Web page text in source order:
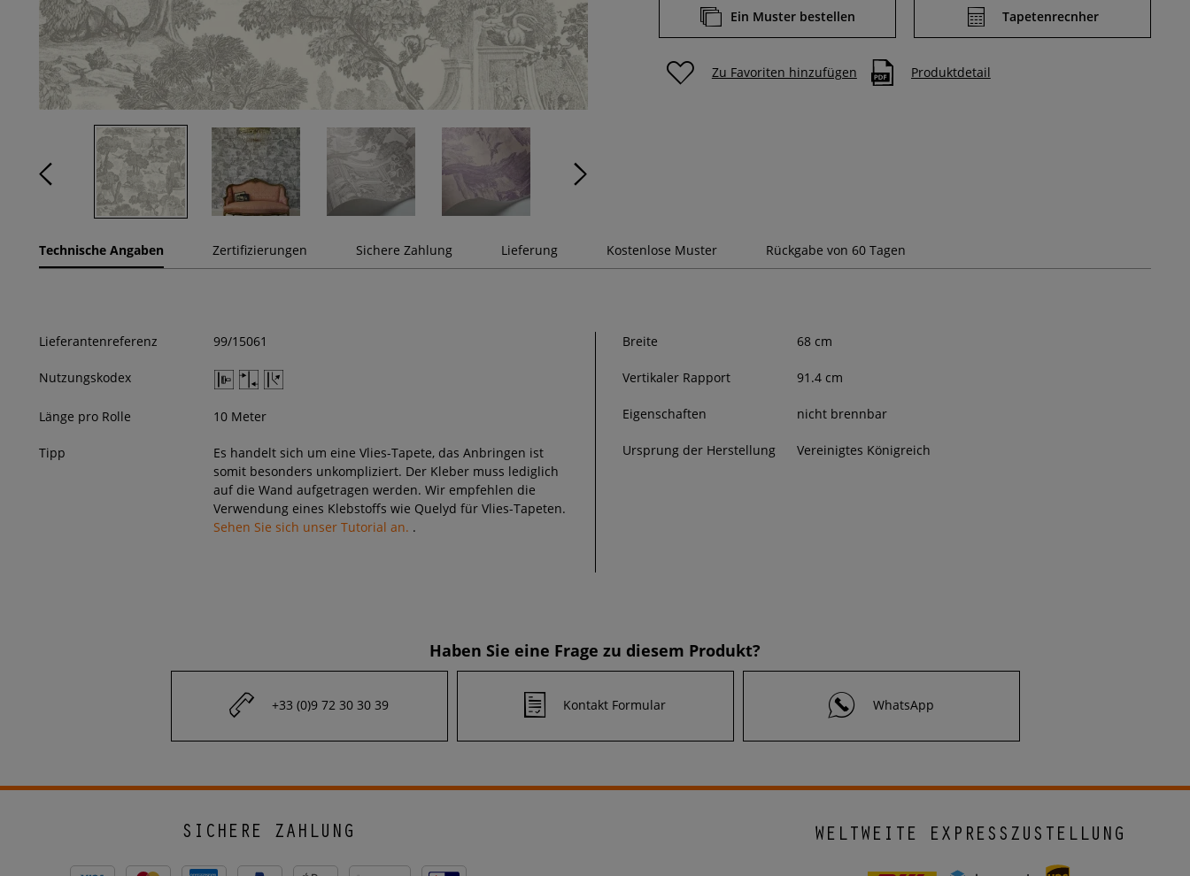
Ein Muster bestellen Tapetenrecnher
Zu Favoriten hinzufügen Produktdetail
Technische Angaben Zertifizierungen Sichere Zahlung Lieferung Kostenlose Muster Rückgabe von 60 Tagen
Lieferantenreferenz 99/15061
Nutzungskodex
Länge pro Rolle 10 Meter
Tipp
Es handelt sich um eine Vlies-Tapete, das Anbringen ist
somit besonders unkompliziert. Der Kleber muss lediglich
auf die Wand aufgetragen werden. Wir empfehlen die
Verwendung eines Klebstoffs wie Quelyd für Vlies-Tapeten.
Sehen Sie sich unser Tutorial an. .
Breite 68 cm
Vertikaler Rapport 91.4 cm
Eigenschaften nicht brennbar
Ursprung der Herstellung Vereinigtes Königreich
Haben Sie eine Frage zu diesem Produkt?
+33 (0)9 72 30 30 39 Kontakt Formular WhatsApp
SICHERE ZAHLUNG WELTWEITE EXPRESSZUSTELLUNG